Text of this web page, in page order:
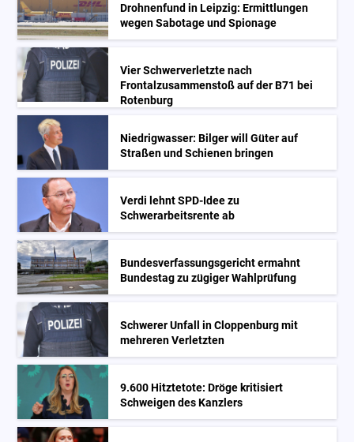
Drohnenfund in Leipzig: Ermittlungen
wegen Sabotage und Spionage
Vier Schwerverletzte nach
Frontalzusammenstoß auf der B71 bei
Rotenburg
Niedrigwasser: Bilger will Güter auf
Straßen und Schienen bringen
Verdi lehnt SPD-Idee zu
Schwerarbeitsrente ab
Bundesverfassungsgericht ermahnt
Bundestag zu zügiger Wahlprüfung
Schwerer Unfall in Cloppenburg mit
mehreren Verletzten
9.600 Hitztetote: Dröge kritisiert
Schweigen des Kanzlers